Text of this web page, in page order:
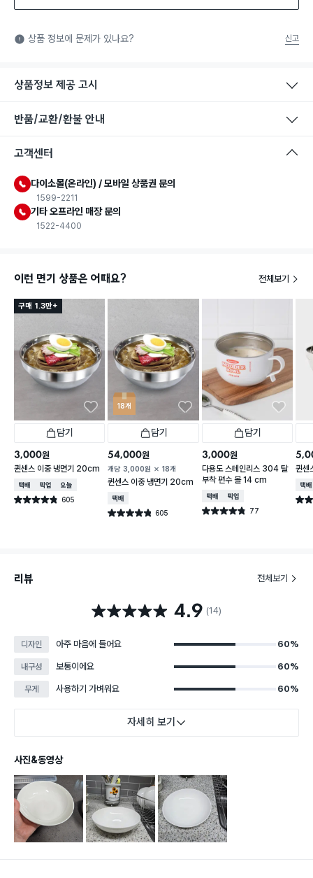
식품용 기구: 식품위생법에서 정한 규격에 따라 제조되어 식품 또
는 식품첨가물에 사용할 수 있는 식품용기구라는 표시입니다.
상품 정보에 문제가 있나요? 신고
상품정보 제공 고시
반품/교환/환불 안내
고객센터
다이소몰(온라인) / 모바일 상품권 문의
1599-2211
기타 오프라인 매장 문의
1522-4400
이런 면기 상품은 어때요? 전체보기
구매 1.3만+
담기
3,000원
퀸센스 이중 냉면기 20cm
택배배송매장픽업오늘배송
별점 4.8점 605
건 작성
18개
담기
54,000원
개당 3,000원 18개
퀸센스 이중 냉면기 20cm
택배배송
별점 4.8점 605
건 작성
담기
3,000원
다용도 스테인리스 304 탈
부착 편수 볼 14 cm
택배배송매장픽업
별점 4.8점 77
건 작성
퀸센
택배
별점
리뷰 전체보기
별점 4.9점 4.9 (14)
디자인 아주 마음에 들어요 60%
내구성 보통이에요 60%
무게 사용하기 가벼워요 60%
자세히 보기
사진&동영상